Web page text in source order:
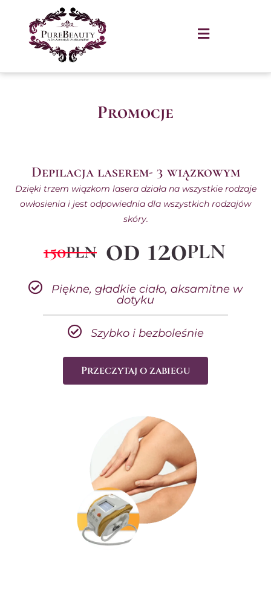
Promocje
Depilacja laserem- 3 wiązkowym
Dzięki trzem wiązkom lasera działa na wszystkie rodzaje
owłosienia i jest odpowiednia dla wszystkich rodzajów
skóry.
150PLN od 120PLN
Piękne, gładkie ciało, aksamitne w
dotyku
Szybko i bezboleśnie
Przeczytaj o zabiegu